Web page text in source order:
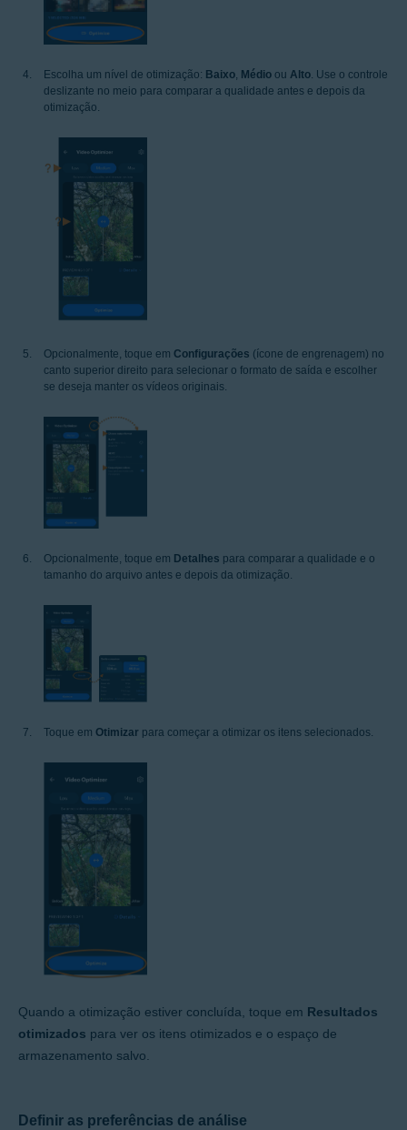
Escolha um nível de otimização: Baixo, Médio ou Alto. Use o controle
deslizante no meio para comparar a qualidade antes e depois da
otimização.
Opcionalmente, toque em Configurações (ícone de engrenagem) no
canto superior direito para selecionar o formato de saída e escolher
se deseja manter os vídeos originais.
Opcionalmente, toque em Detalhes para comparar a qualidade e o
tamanho do arquivo antes e depois da otimização.
Toque em Otimizar para começar a otimizar os itens selecionados.
Quando a otimização estiver concluída, toque em Resultados
otimizados para ver os itens otimizados e o espaço de
armazenamento salvo.
Definir as preferências de análise